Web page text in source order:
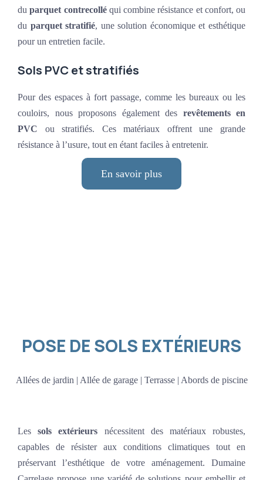
duparquet contrecolléqui combine résistance et confort, ou
du parquet stratifié, une solution économique et esthétique
pour un entretien facile.
Sols PVC et stratifiés
Pour des espaces à fort passage, comme les bureaux ou les
couloirs, nous proposons également des revêtements en
PVC ou stratifiés. Ces matériaux offrent une grande
résistance à l’usure, tout en étant faciles à entretenir.
En savoir plus
POSE DE SOLS EXTÉRIEURS
Allées de jardin | Allée de garage | Terrasse | Abords de piscine
Lessols extérieurs nécessitent des matériaux robustes,
capables de résister aux conditions climatiques tout en
préservant l’esthétique de votre aménagement. Dumaine